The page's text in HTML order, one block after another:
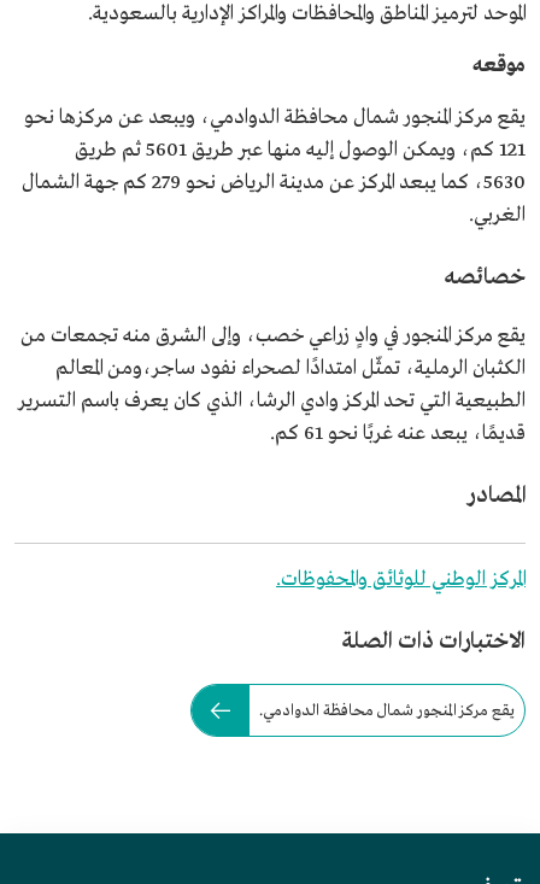
الموحد لترميز المناطق والمحافظات والمراكز الإدارية بالسعودية.
موقعه
يقع مركز المنجور شمال محافظة الدوادمي، ويبعد عن مركزها نحو
121 كم، ويمكن الوصول إليه منها عبر طريق 5601 ثم طريق
5630، كما يبعد المركز عن مدينة الرياض نحو 279 كم جهة الشمال
الغربي.
خصائصه
يقع مركز المنجور في وادٍ زراعي خصب، وإلى الشرق منه تجمعات من
الكثبان الرملية، تمثّل امتدادًا لصحراء نفود ساجر،ومن المعالم
الطبيعية التي تحد المركز وادي الرشا، الذي كان يعرف باسم التسرير
قديمًا، يبعد عنه غربًا نحو 61 كم.
المصادر
المركز الوطني للوثائق والمحفوظات.
الاختبارات ذات الصلة
يقع مركز المنجور شمال محافظة الدوادمي.